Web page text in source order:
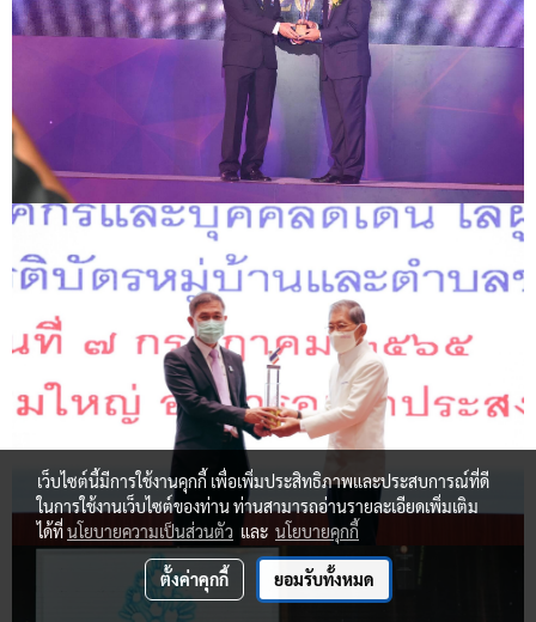
เว็บไซต์นี้มีการใช้งานคุกกี้ เพื่อเพิ่มประสิทธิภาพและประสบการณ์ที่ดี
ในการใช้งานเว็บไซต์ของท่าน ท่านสามารถอ่านรายละเอียดเพิ่มเติม
ได้ที่นโยบายความเป็นส่วนตัว และ นโยบายคุกกี้
ตั้งค่าคุกกี้ ยอมรับทั้งหมด